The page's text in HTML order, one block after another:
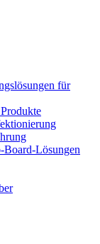
für
Board-Lösungen